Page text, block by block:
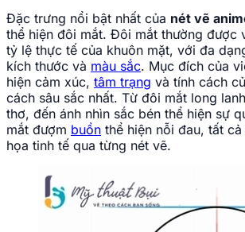
Đặc trưng nổi bật nhất của nét vẽ
thể hiện đôi mắt. Đôi mắt thường được
tỷ lệ thực tế của khuôn mặt, với đa
kích thước và màu sắc. Mục đích của
hiện cảm xúc, tâm trạng và tính cách
cách sâu sắc nhất. Từ đôi mắt long
thơ, đến ánh nhìn sắc bén thể hiện sự
mắt đượm buồn thể hiện nỗi đau, tất
họa tinh tế qua từng nét vẽ.